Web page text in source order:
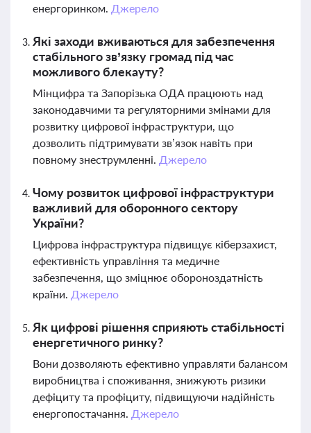
енергоринком. Джерело
Які заходи вживаються для забезпечення
стабільного зв’язку громад під час
можливого блекауту?
Мінцифра та Запорізька ОДА працюють над
законодавчими та регуляторними змінами для
розвитку цифрової інфраструктури, що
дозволить підтримувати зв’язок навіть при
повному знеструмленні. Джерело
Чому розвиток цифрової інфраструктури
важливий для оборонного сектору
України?
Цифрова інфраструктура підвищує кіберзахист,
ефективність управління та медичне
забезпечення, що зміцнює обороноздатність
країни. Джерело
Як цифрові рішення сприяють стабільності
енергетичного ринку?
Вони дозволяють ефективно управляти балансом
виробництва і споживання, знижують ризики
дефіциту та профіциту, підвищуючи надійність
енергопостачання. Джерело